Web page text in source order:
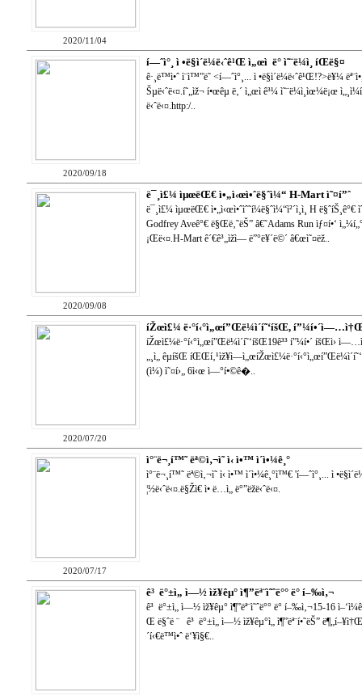
2020/11/04
2020/09/18
í—ˆì°¸ ì •ë§ì´ë¼ë‹ˆê¹Œ ì„œì  ë° ì˜¨ë¼ì¸ íŒë§¤
ê·¸ë™ì•ˆ ì¨ì™”ë˜ <í—ˆì°¸... ì •ë§ì´ë¼ë‹ˆê¹Œ!?>ë¥¼
Šµë‹ˆë‹¤.í˜„ìž¬ í•œêµ­ ë‚´ ì„œì ê³¼ ì˜¨ë¼ì¸ìœ¼ë¡œ
ë‹ˆë‹¤.http:/..
2020/09/08
ë¯¸ì£¼ ìµœëŒ€ ì•„ì‹œì•ˆë§ˆì¼“ H-Mart ì˜¤í”ˆ
ë¯¸ì£¼ ìµœëŒ€ ì•„ì‹œì•ˆìˆ˜í¼ë§ˆì¼“ì²´ì¸ì¸ H
Godfrey Aveê°€ ë§Œë‚˜ëŠ” â€˜Adams Run ìƒ¤í•‘
¡Œë‹¤.H-Mart ê´€ê³„ìžì— ë”°ë¥´ë©´ â€œì˜¤ëž..
2020/07/20
íŽœì£¼ ë·°í‹°ì„œí”Œë¼ì´í˜‘íšŒ,
íŽœì£¼ë·°í‹°ì„œí”Œë¼ì´í˜‘íšŒ19ê³³ í”¼í•´ íšŒì›
„¸ì„ êµíšŒ
(ì¼) ì˜¤í›„ 6ì‹œ ì—°í•©ê�..
2020/07/17
ì°¨ë¬¸í™˜ ëª©ì‚¬ì˜ ì‹ ì•™ ì´ì•¼ê¸°
ì°¨ë¬¸í™˜ ëª©ì‚¬ì˜ ì‹ ì•™ ì´ì•¼ê¸°ì™€ 'í—ˆì°¸... ì
¦½ë‹ˆë‹¤.ë§Žì€ ì• ë…ì„ ë°”ëžë‹ˆë‹¤.
ê³ ë°±ì„ ì—½ ìž¥êµ° ì¶”ëª¨ì˜ˆë°° ë° í–‰ì‚¬
ê³ ë°±ì„ ì—½ ìž¥êµ° ì¶”ëª¨ì˜ˆë°° ë° í–‰ì‚¬15-16
Œ ë§ˆë ¨ ê³ ë°±ì„ ì—½ ìž¥êµ°ì„ ì¶”ëª¨í•˜ëŠ”
´í‹€ë™ì•ˆ ë‘¥ì§€..